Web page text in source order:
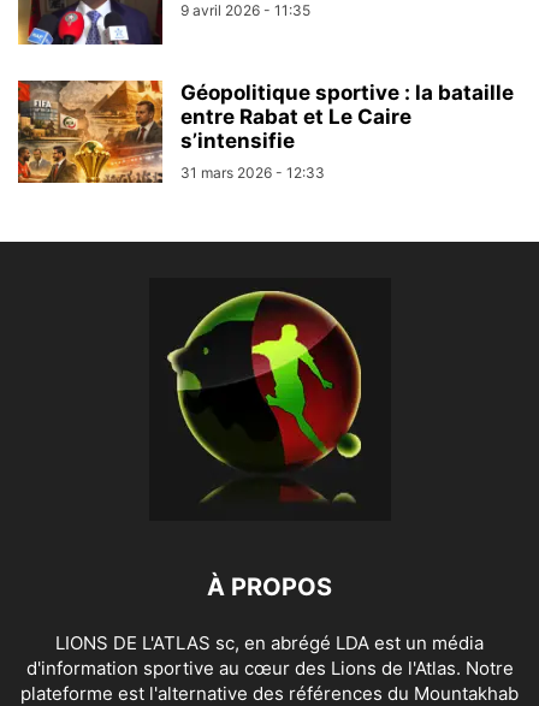
9 avril 2026 - 11:35
Géopolitique sportive : la bataille
entre Rabat et Le Caire
s’intensifie
31 mars 2026 - 12:33
À PROPOS
LIONS DE L'ATLAS sc, en abrégé LDA est un média
d'information sportive au cœur des Lions de l'Atlas. Notre
plateforme est l'alternative des références du Mountakhab